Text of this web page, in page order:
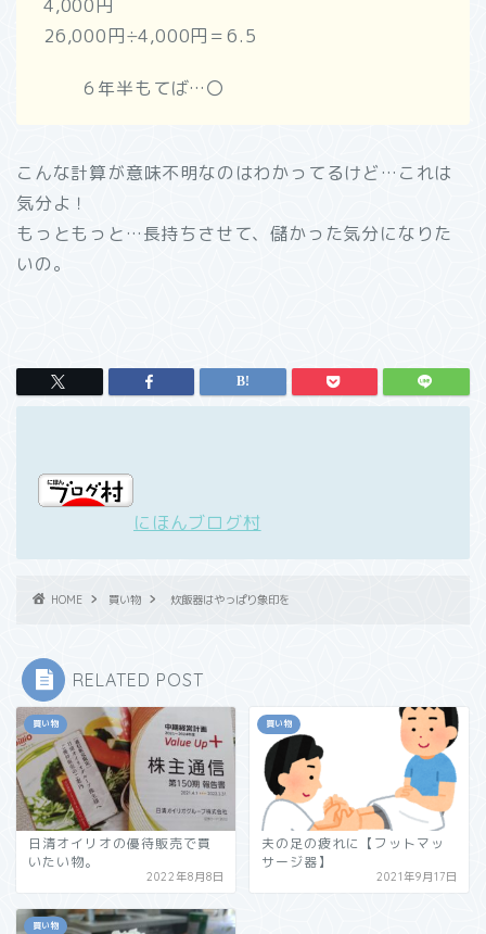
4,000円
26,000円÷4,000円＝6.5
６年半もてば…〇
こんな計算が意味不明なのはわかってるけど…これは
気分よ！
もっともっと…長持ちさせて、儲かった気分になりた
いの。
にほんブログ村
HOME 買い物 炊飯器はやっぱり象印を
RELATED POST
買い物
日清オイリオの優待販売で買
いたい物。
2022年8月8日
買い物
夫の足の疲れに【フットマッ
サージ器】
2021年9月17日
買い物